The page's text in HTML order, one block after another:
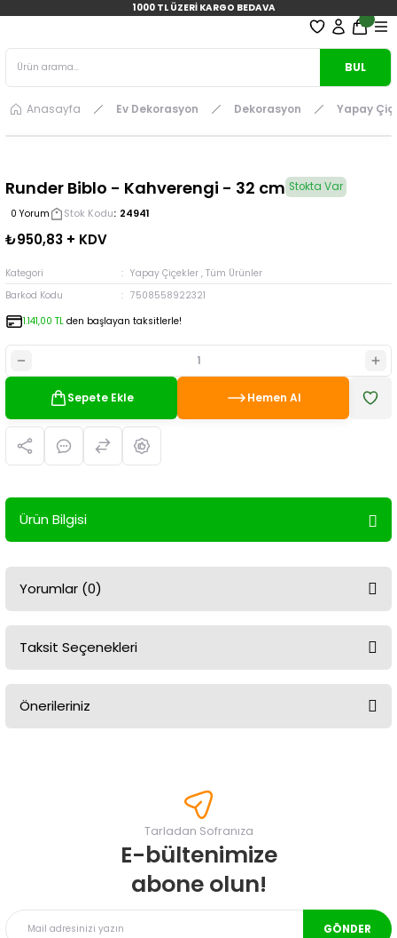
1000 TL ÜZERİ KARGO BEDAVA
BUL
Anasayfa Ev Dekorasyon Dekorasyon Yapay
Runder Biblo - Kahverengi - 32 cm Stokta Var
0 Yorum Stok Kodu 24941
₺950,83 + KDV
Kategori Yapay Çiçekler , Tüm Ürünler
Barkod Kodu
7508558922321
1.141,00 TL den başlayan taksitlerle!
Sepete Ekle Hemen Al
Ürün Bilgisi
Yorumlar (0)
Taksit Seçenekleri
Önerileriniz
Görüş ve önerileriniz için teşekkür ederiz.
Ürün resmi kalitesiz, bozuk veya görüntülenemiyor.
Ürün bilgilerinde hatalar bulunuyor.
Tarladan Sofranıza
E-bültenimize
abone olun!
GÖNDER